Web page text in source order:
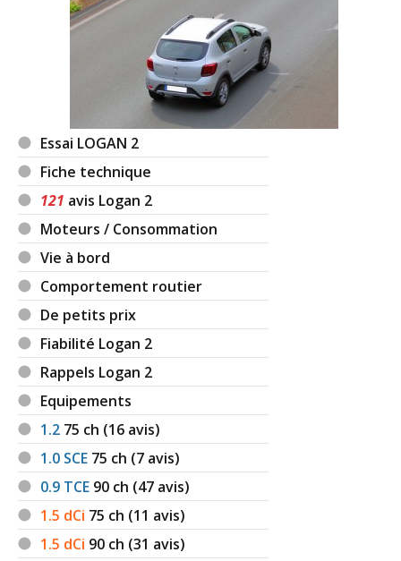
Essai LOGAN 2
Fiche technique
121 avis Logan 2
Moteurs / Consommation
Vie à bord
Comportement routier
De petits prix
Fiabilité Logan 2
Rappels Logan 2
Equipements
1.2 75 ch (16 avis)
1.0 SCE 75 ch (7 avis)
0.9 TCE 90 ch (47 avis)
1.5 dCi 75 ch (11 avis)
1.5 dCi 90 ch (31 avis)